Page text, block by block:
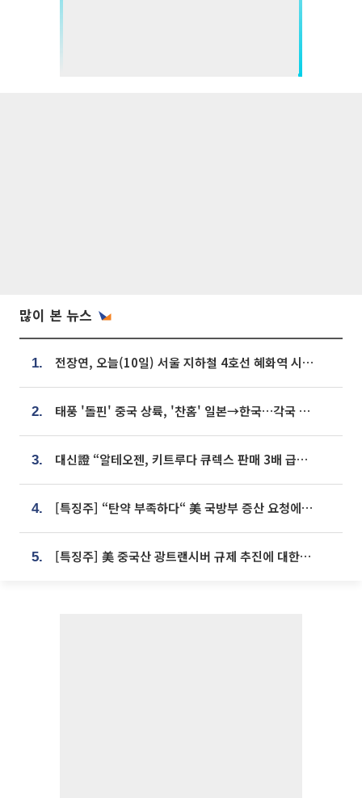
많이 본 뉴스
1. 전장연, 오늘(10일) 서울 지하철 4호선 혜화역 시위…1호선 용산역 무정차
2. 태풍 '돌핀' 중국 상륙, '찬홈' 일본→한국…각국 기상청 예상 경로는?
3. 대신證 “알테오젠, 키트루다 큐렉스 판매 3배 급증…목표가 41만원 상향”
4. [특징주] “탄약 부족하다“ 美 국방부 증산 요청에⋯국내 방산주 급등세
5. [특징주] 美 중국산 광트랜시버 규제 추진에 대한광통신 등 광통신株 강세